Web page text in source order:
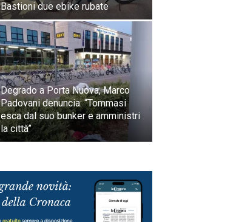
Bastioni due ebike rubate
Degrado a Porta Nuova, Marco
Padovani denuncia: “Tommasi
esca dal suo bunker e amministri
la città”